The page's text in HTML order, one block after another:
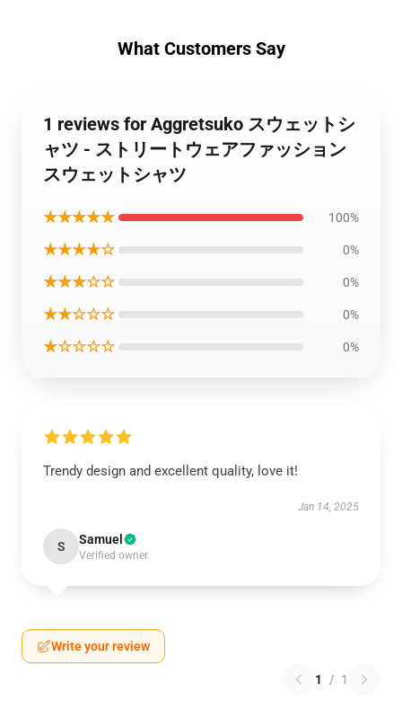
What Customers Say
1 reviews for Aggretsuko スウェットシ
ャツ - ストリートウェアファッション
スウェットシャツ
★★★★★ 100%
★★★★☆ 0%
★★★☆☆ 0%
★★☆☆☆ 0%
★☆☆☆☆ 0%
Trendy design and excellent quality, love it!
Jan 14, 2025
S Samuel
Verified owner
Write your review
1 / 1